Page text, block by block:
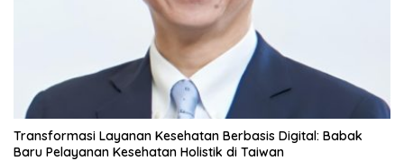
Transformasi Layanan Kesehatan Berbasis Digital: Babak
Baru Pelayanan Kesehatan Holistik di Taiwan